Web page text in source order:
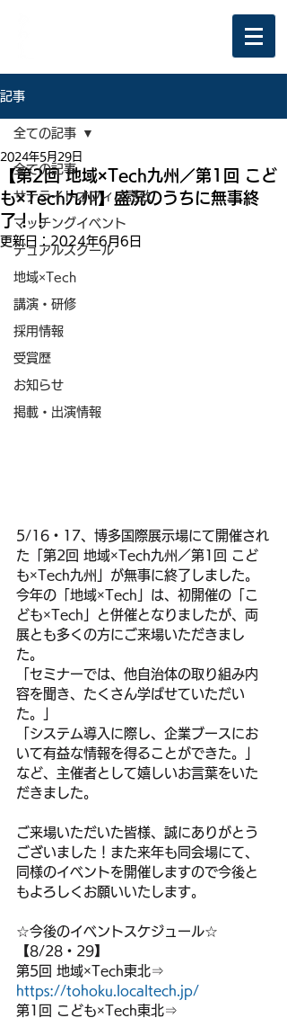
記事
全ての記事
サテライトオフィス誘致
マッチングイベント
デュアルスクール
地域×Tech
講演・研修
採用情報
受賞歴
お知らせ
掲載・出演情報
全ての記事
【第2回 地域×Tech九州／第1回 こど
も×Tech九州】盛況のうちに無事終
了！！
2024年5月29日
更新日： 2024年6月6日
5/16・17、博多国際展示場にて開催され
た「第2回 地域×Tech九州／第1回 こど
も×Tech九州」が無事に終了しました。
今年の「地域×Tech」は、初開催の「こ
ども×Tech」と併催となりましたが、両
展とも多くの方にご来場いただきまし
た。
「セミナーでは、他自治体の取り組み内
容を聞き、たくさん学ばせていただい
た。」
「システム導入に際し、企業ブースにお
いて有益な情報を得ることができた。」
など、主催者として嬉しいお言葉をいた
だきました。
ご来場いただいた皆様、誠にありがとう
ございました！また来年も同会場にて、
同様のイベントを開催しますので今後と
もよろしくお願いいたします。
☆今後のイベントスケジュール☆
【8/28・29】
第5回 地域×Tech東北⇒
https://tohoku.localtech.jp/
第1回 こども×Tech東北⇒